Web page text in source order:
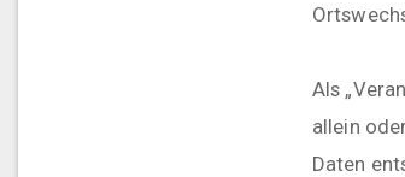
Als
allein
Daten